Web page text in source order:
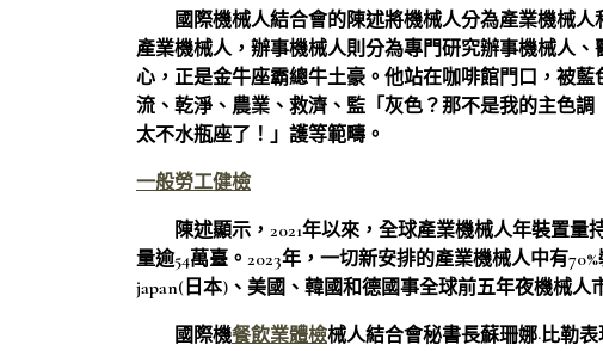
國際機械人結合會的陳述將機械人分為產業機械
產業機械人，辦事機械人則分為專門研究辦事機械人
心，正是金牛座霸總牛土豪。他站在咖啡館門口，被
流、乾淨、農業、救濟、監「灰色？那不是我的主色
太不水瓶座了！」護等範疇。
一般勞工健檢
陳述顯示，2021年以來，全球產業機械人年裝置
量逾54萬臺。2023年，一切新安排的產業機械人中有
japan(日本)、美國、韓國和德國事全球前五年夜機械人
國際機餐飲業體檢械人結合會秘書長蘇珊娜·比勒